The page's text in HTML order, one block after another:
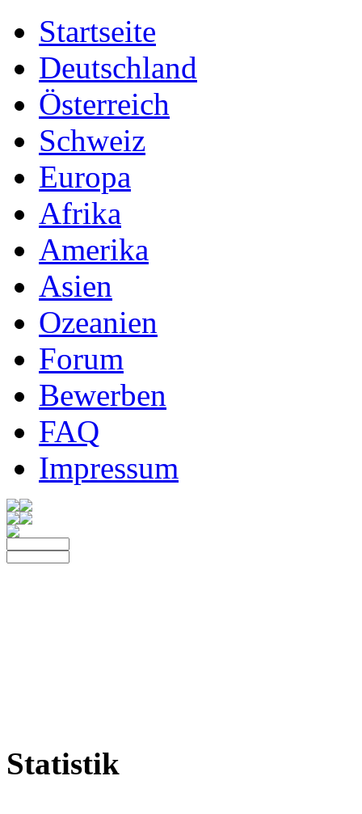
Startseite
Deutschland
Österreich
Schweiz
Europa
Afrika
Amerika
Asien
Ozeanien
Forum
Bewerben
FAQ
Impressum
Statistik